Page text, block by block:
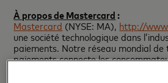
À propos de Mastercard
Mastercard (NYSE: MA), http://
une société technologique dans
paiements. Notre réseau mondial
paiements connecte les